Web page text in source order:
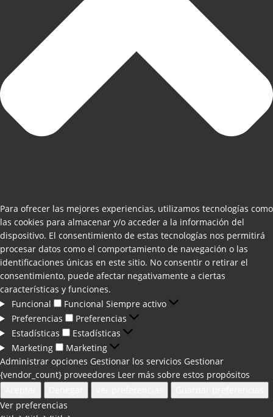
Para ofrecer las mejores experiencias, utilizamos tecnologías como
las cookies para almacenar y/o acceder a la información del
dispositivo. El consentimiento de estas tecnologías nos permitirá
procesar datos como el comportamiento de navegación o las
identificaciones únicas en este sitio. No consentir o retirar el
consentimiento, puede afectar negativamente a ciertas
características y funciones.
Funcional
Funcional Siempre activo
Preferencias
Preferencias
Estadísticas
Estadísticas
Marketing
Marketing
Administrar opciones Gestionar los servicios Gestionar
{vendor_count} proveedores Leer más sobre estos propósitos
Ver preferencias